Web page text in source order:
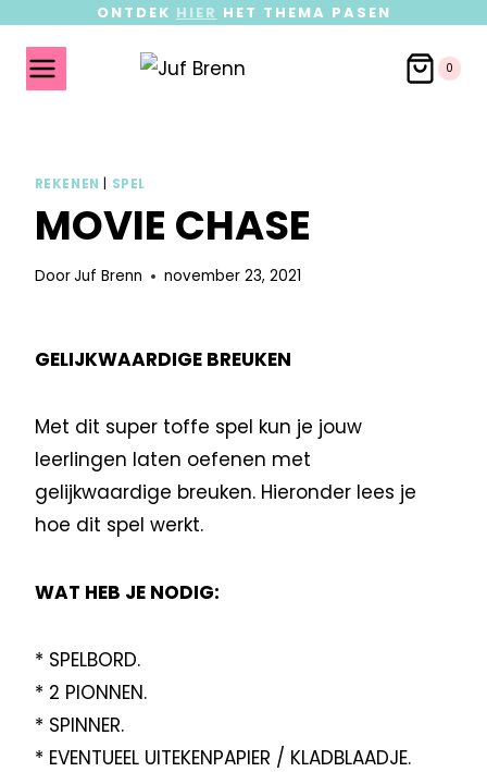
ONTDEK HIER HET THEMA PASEN
0
REKENEN SPEL
MOVIE CHASE
DoorJuf Brenn november 23, 2021
GELIJKWAARDIGE BREUKEN
Met dit super toffe spel kun je jouw
leerlingen laten oefenen met
gelijkwaardige breuken. Hieronder lees je
hoe dit spel werkt.
WAT HEB JE NODIG:
* SPELBORD.
* 2 PIONNEN.
* SPINNER.
* EVENTUEEL UITEKENPAPIER / KLADBLAADJE.